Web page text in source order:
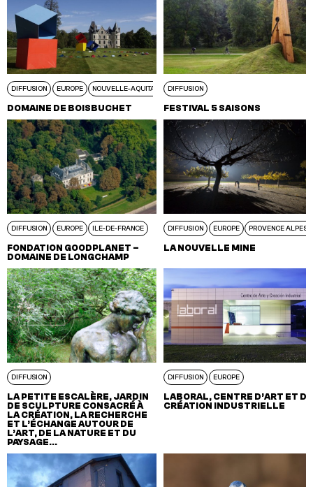
DIFFUSION EUROPE NOUVELLE-AQUITAINE
DOMAINE DE BOISBUCHET
DIFFUSION
FESTIVAL 5 SAISONS
DIFFUSION EUROPE ILE-DE-FRANCE
FONDATION GOODPLANET –
DOMAINE DE LONGCHAMP
DIFFUSION EUROPE PROVENCE ALPES
LA NOUVELLE MINE
DIFFUSION
LA PETITE ESCALÈRE, JARDIN
DE SCULPTURE CONSACRÉ À
LA CRÉATION, LA RECHERCHE
ET L’ÉCHANGE AUTOUR DE
L’ART, DE LA NATURE ET DU
PAYSAGE…
DIFFUSION EUROPE
LABORAL, CENTRE D’ART ET DE
CRÉATION INDUSTRIELLE